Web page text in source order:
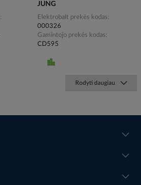
JUNG
Elektrobalt prekės kodas
000326
Gamintojo prekės kodas
CD595
Rodyti daugiau